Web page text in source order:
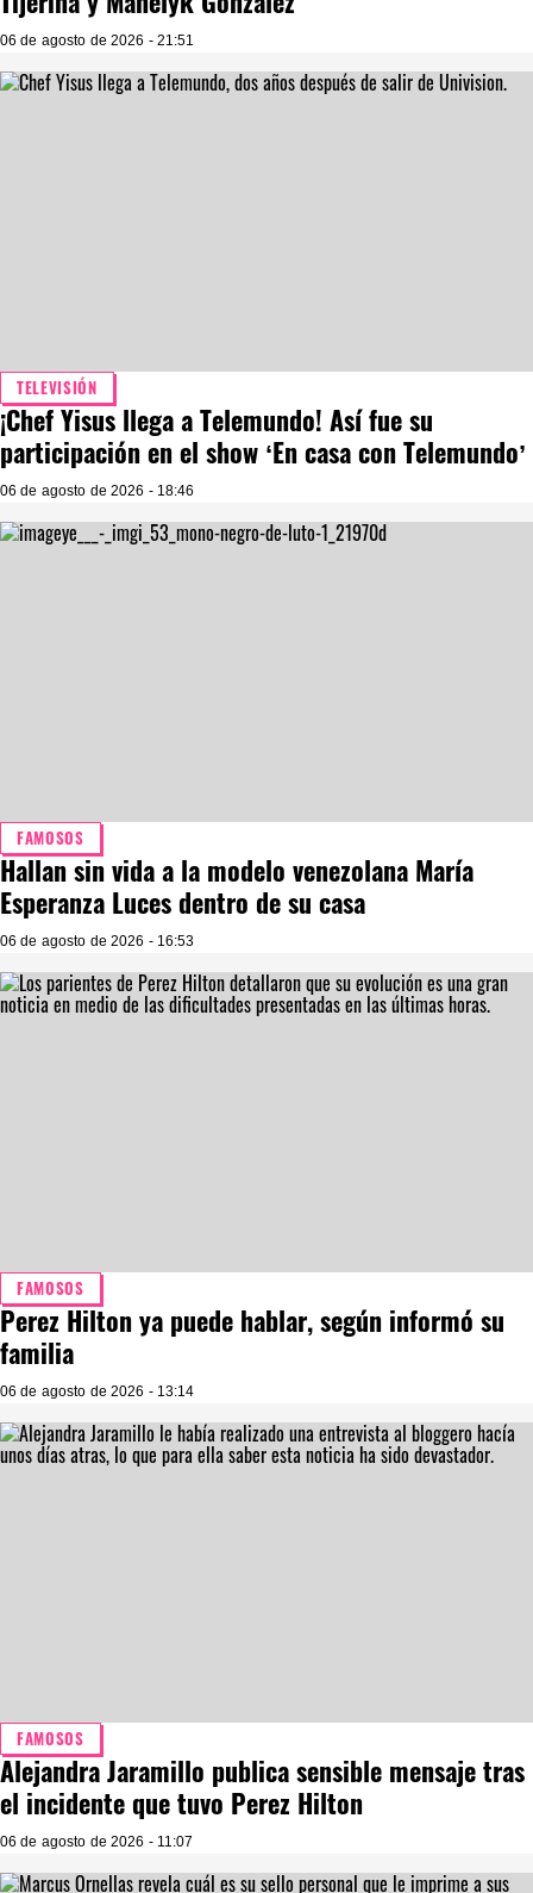
06 de agosto de 2026 - 21:51
TELEVISIÓN
¡Chef Yisus llega a Telemundo! Así fue su
participación en el show ‘En casa con Telemundo’
06 de agosto de 2026 - 18:46
FAMOSOS
Hallan sin vida a la modelo venezolana María
Esperanza Luces dentro de su casa
06 de agosto de 2026 - 16:53
FAMOSOS
Perez Hilton ya puede hablar, según informó su
familia
06 de agosto de 2026 - 13:14
FAMOSOS
Alejandra Jaramillo publica sensible mensaje tras
el incidente que tuvo Perez Hilton
06 de agosto de 2026 - 11:07